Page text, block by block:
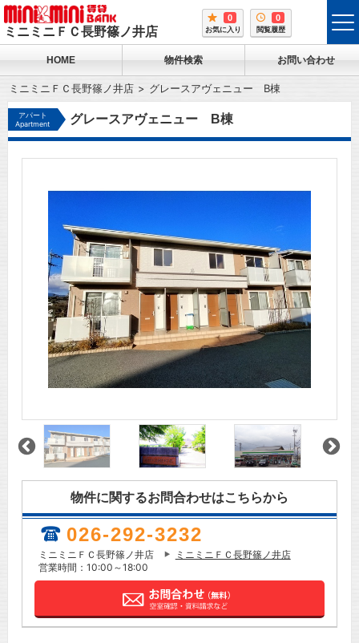
ミニミニＦＣ長野篠ノ井店
0
お気に入り
0
閲覧履歴
HOME 物件検索 お問い合わせ
ミニミニＦＣ長野篠ノ井店 グレースアヴェニュー B棟
アパート
Apartment
グレースアヴェニュー B棟
物件に関するお問合わせはこちらから
026-292-3232
ミニミニＦＣ長野篠ノ井店
ミニミニＦＣ長野篠ノ井店
営業時間：10:00～18:00